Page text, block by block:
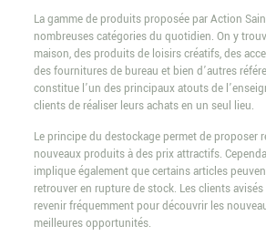
La gamme de produits proposée par Action
nombreuses catégories du quotidien. On y
maison, des produits de loisirs créatifs, des
des fournitures de bureau et bien d’autres
constitue l’un des principaux atouts de
clients de réaliser leurs achats en un seul lieu.
Le principe du destockage permet de proposer
nouveaux produits à des prix attractifs.
implique également que certains articles
retrouver en rupture de stock. Les clients avisés
revenir fréquemment pour découvrir les
meilleures opportunités.